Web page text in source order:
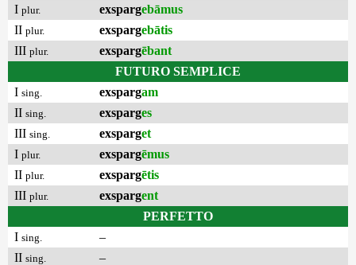
I plur. exspargebāmus
II plur. exspargebātis
III plur. exspargēbant
FUTURO SEMPLICE
I sing. exspargam
II sing. exsparges
III sing. exsparget
I plur. exspargēmus
II plur. exspargētis
III plur. exspargent
PERFETTO
I sing.
–
II sing.
–